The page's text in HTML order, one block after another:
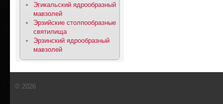
Эгикальский ядрообразный
мавзолей
Эрзийские столпообразные
святилища
Эрзинский ядрообразный
мавзолей
© 2026